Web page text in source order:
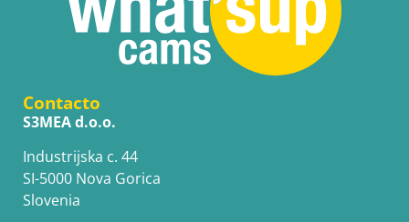
Contacto
S3MEA d.o.o.
Industrijska c. 44
SI-5000 Nova Gorica
Slovenia